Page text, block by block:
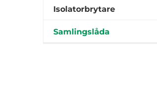
Isolatorbrytare
Samlingslåda